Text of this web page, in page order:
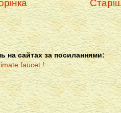
на сайтах за посиланнями: